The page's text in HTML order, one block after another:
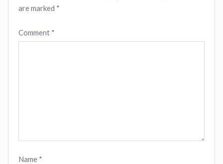
are marked *
Comment *
Name *